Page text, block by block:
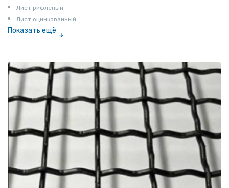
Лист рифленый
Лист оцинкованный
Показать ещё